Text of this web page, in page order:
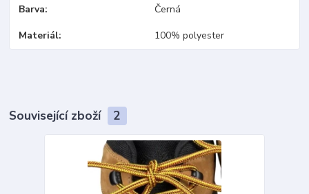
Barva Černá
Materiál 100% polyester
Související zboží 2